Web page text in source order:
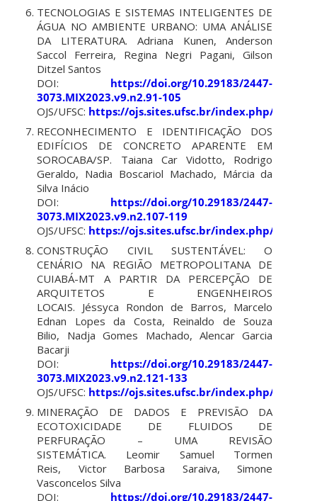
TECNOLOGIAS E SISTEMAS INTELIGENTES DE
ÁGUA NO AMBIENTE URBANO: UMA ANÁLISE
DA LITERATURA. Adriana Kunen, Anderson
Saccol Ferreira, Regina Negri Pagani, Gilson
Ditzel Santos
DOI: https://doi.org/10.29183/2447-
3073.MIX2023.v9.n2.91-105
OJS/UFSC: https://ojs.sites.ufsc.br/index.php/
RECONHECIMENTO E IDENTIFICAÇÃO DOS
EDIFÍCIOS DE CONCRETO APARENTE EM
SOROCABA/SP. Taiana Car Vidotto, Rodrigo
Geraldo, Nadia Boscariol Machado, Márcia da
Silva Inácio
DOI: https://doi.org/10.29183/2447-
3073.MIX2023.v9.n2.107-119
OJS/UFSC: https://ojs.sites.ufsc.br/index.php/
CONSTRUÇÃO CIVIL SUSTENTÁVEL: O
CENÁRIO NA REGIÃO METROPOLITANA DE
CUIABÁ-MT A PARTIR DA PERCEPÇÃO DE
ARQUITETOS E ENGENHEIROS
LOCAIS. Jéssyca Rondon de Barros, Marcelo
Ednan Lopes da Costa, Reinaldo de Souza
Bilio, Nadja Gomes Machado, Alencar Garcia
Bacarji
DOI: https://doi.org/10.29183/2447-
3073.MIX2023.v9.n2.121-133
OJS/UFSC: https://ojs.sites.ufsc.br/index.php/
MINERAÇÃO DE DADOS E PREVISÃO DA
ECOTOXICIDADE DE FLUIDOS DE
PERFURAÇÃO – UMA REVISÃO
SISTEMÁTICA. Leomir Samuel Tormen
Reis, Victor Barbosa Saraiva, Simone
Vasconcelos Silva
DOI: https://doi.org/10.29183/2447-